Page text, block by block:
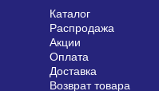
Каталог
Распродажа
Акции
Оплата
Доставка
Возврат товара